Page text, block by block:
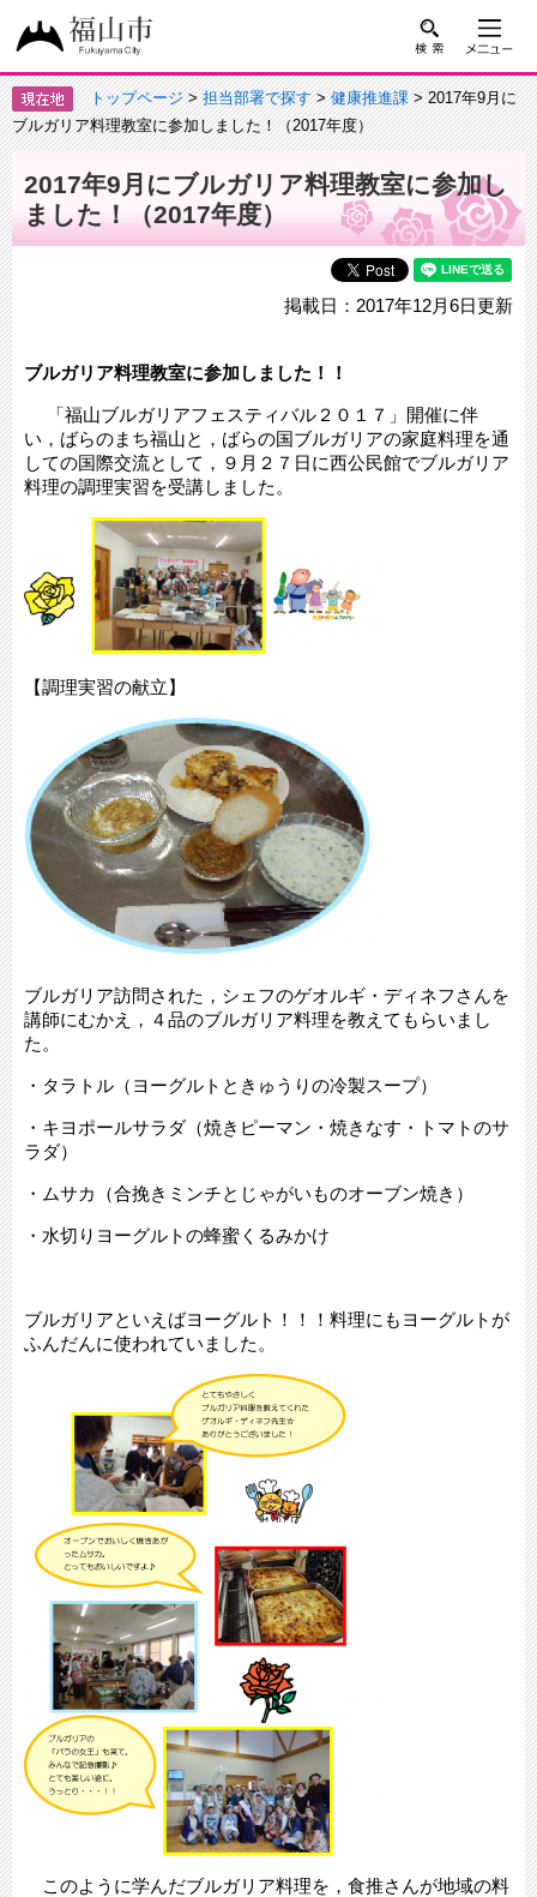
トップページ>担当部署で探す>健康推進課> 2017年9月に
ブルガリア料理教室に参加しました！（2017年度）
2017年9月にブルガリア料理教室に参加し
ました！（2017年度）
掲載日：2017年12月6日更新
ブルガリア料理教室に参加しました！！
「福山ブルガリアフェスティバル２０１７」開催に伴
い，ばらのまち福山と，ばらの国ブルガリアの家庭料理を通
しての国際交流として，９月２７日に西公民館でブルガリア
料理の調理実習を受講しました。
【調理実習の献立】
ブルガリア訪問された，シェフのゲオルギ・ディネフさんを
講師にむかえ，４品のブルガリア料理を教えてもらいまし
た。
・タラトル（ヨーグルトときゅうりの冷製スープ）
・キヨポールサラダ（焼きピーマン・焼きなす・トマトのサ
ラダ）
・ムサカ（合挽きミンチとじゃがいものオーブン焼き）
・水切りヨーグルトの蜂蜜くるみかけ
ブルガリアといえばヨーグルト！！！料理にもヨーグルトが
ふんだんに使われていました。
このように学んだブルガリア料理を，食推さんが地域の料